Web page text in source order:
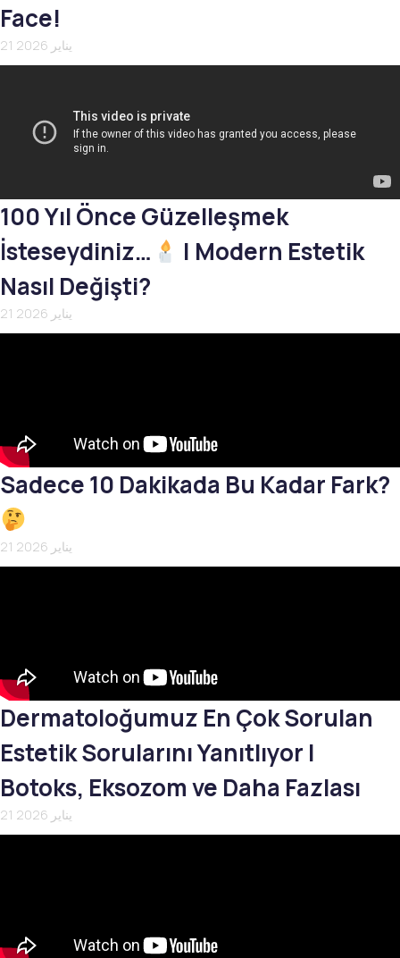
Face!
21 يناير 2026
100 Yıl Önce Güzelleşmek
İsteseydiniz…
| Modern Estetik
Nasıl Değişti?
21 يناير 2026
Sadece 10 Dakikada Bu Kadar Fark?
21 يناير 2026
Dermatoloğumuz En Çok Sorulan
Estetik Sorularını Yanıtlıyor |
Botoks, Eksozom ve Daha Fazlası
21 يناير 2026